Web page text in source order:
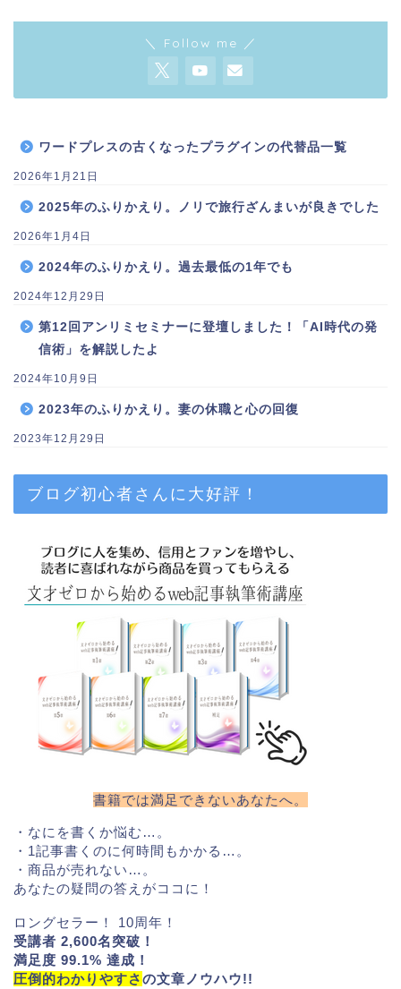
＼ Follow me ／
ワードプレスの古くなったプラグインの代替品一覧
2026年1月21日
2025年のふりかえり。ノリで旅行ざんまいが良きでした
2026年1月4日
2024年のふりかえり。過去最低の1年でも
2024年12月29日
第12回アンリミセミナーに登壇しました！「AI時代の発
信術」を解説したよ
2024年10月9日
2023年のふりかえり。妻の休職と心の回復
2023年12月29日
ブログ初心者さんに大好評！
書籍では満足できないあなたへ。
・なにを書くか悩む…。
・1記事書くのに何時間もかかる…。
・商品が売れない…。
あなたの疑問の答えがココに！
ロングセラー！ 10周年！
受講者 2,600名突破！
満足度 99.1% 達成！
圧倒的わかりやすさの文章ノウハウ!!